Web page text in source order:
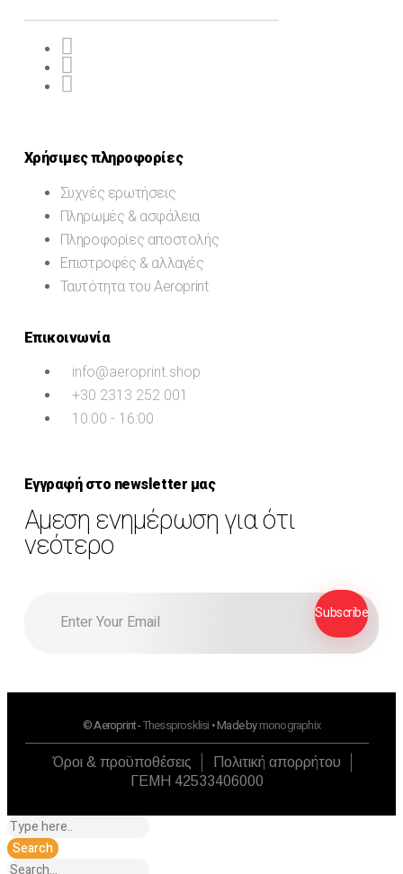
Χρήσιμες πληροφορίες
Συχνές ερωτήσεις
Πληρωμές & ασφάλεια
Πληροφορίες αποστολής
Επιστροφές & αλλαγές
Ταυτότητα του Aeroprint
Επικοινωνία
info@aeroprint.shop
+30 2313 252 001
10:00 - 16:00
Εγγραφή στο newsletter μας
Αμεση ενημέρωση για ότι
νεότερο
© Aeroprint -Thessprosklisi • Made bymonographix
Όροι & προϋποθέσεις
Πολιτική απορρήτου
ΓΕΜΗ 42533406000